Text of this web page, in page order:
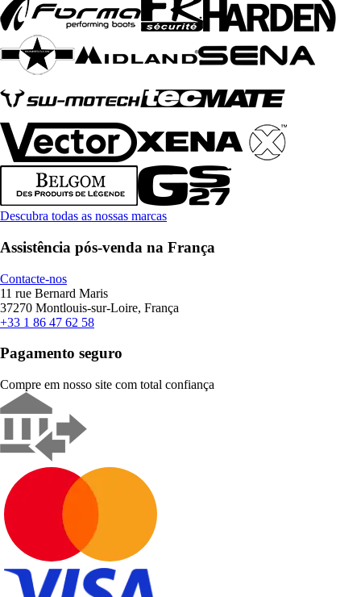
Descubra todas as nossas marcas
Assistência pós-venda na França
Contacte-nos
11 rue Bernard Maris
37270 Montlouis-sur-Loire, França
+33 1 86 47 62 58
Pagamento seguro
Compre em nosso site com total confiança